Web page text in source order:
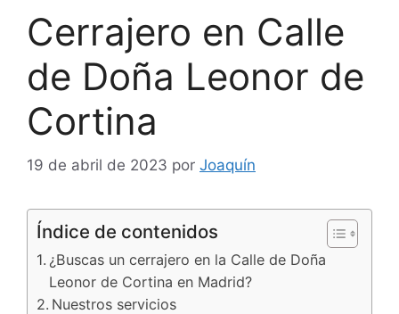
Cerrajero en Calle
de Doña Leonor de
Cortina
19 de abril de 2023 por Joaquín
Índice de contenidos
¿Buscas un cerrajero en la Calle de Doña
Leonor de Cortina en Madrid?
Nuestros servicios